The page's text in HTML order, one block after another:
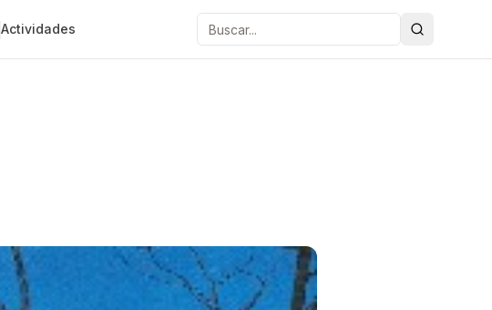
Actividades Buscar